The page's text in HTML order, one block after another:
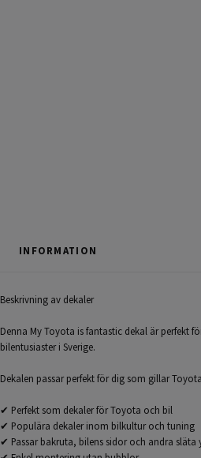
INFORMATION
Beskrivning av dekaler
Denna My Toyota is fantastic dekal är perfekt
bilentusiaster i Sverige.
Dekalen passar perfekt för dig som gillar
✔ Perfekt som dekaler för Toyota och bil
✔ Populära dekaler inom bilkultur och tuning
✔ Passar bakruta, bilens sidor och andra släta